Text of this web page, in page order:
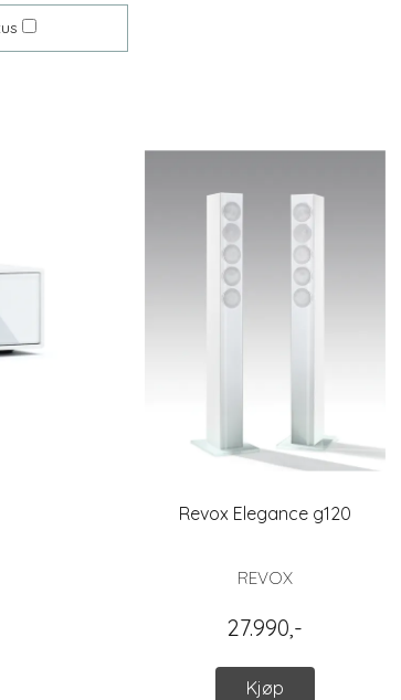
Revox Elegance g120
REVOX
27.990,-
Kjøp